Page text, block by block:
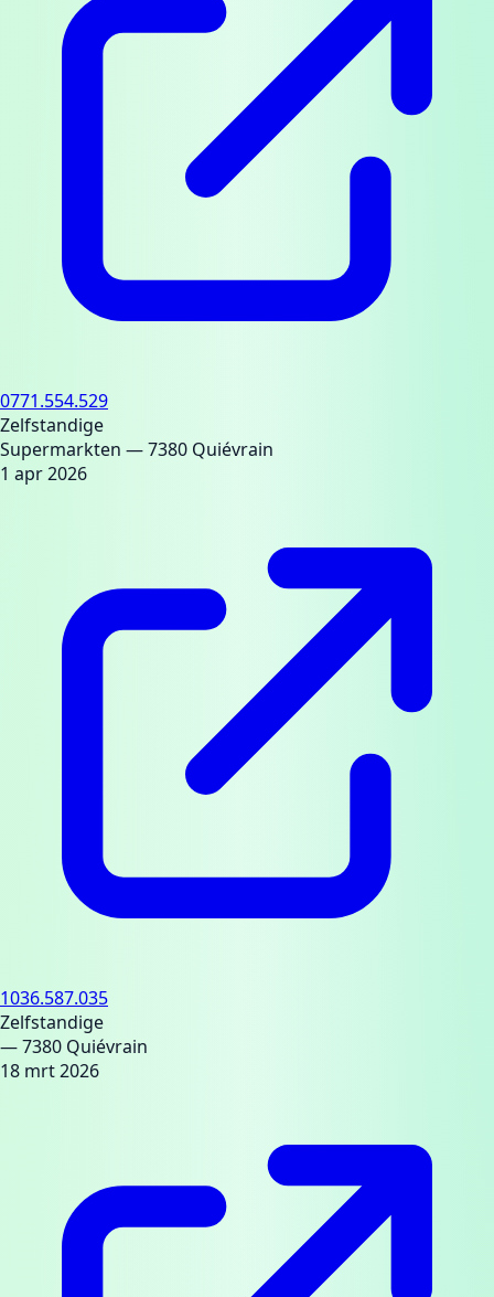
0771.554.529
Zelfstandige
Supermarkten — 7380 Quiévrain
1 apr 2026
1036.587.035
Zelfstandige
— 7380 Quiévrain
18 mrt 2026